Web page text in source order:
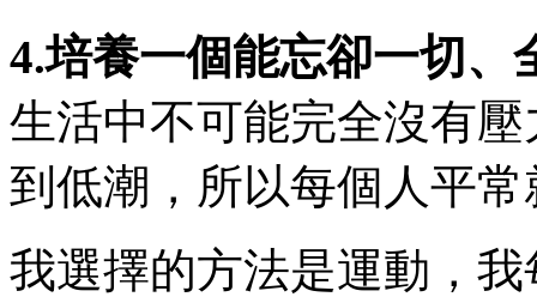
4.培養一個能忘卻一切、
生活中不可能完全沒有
到低潮，所以每個人平
我選擇的方法是運動，